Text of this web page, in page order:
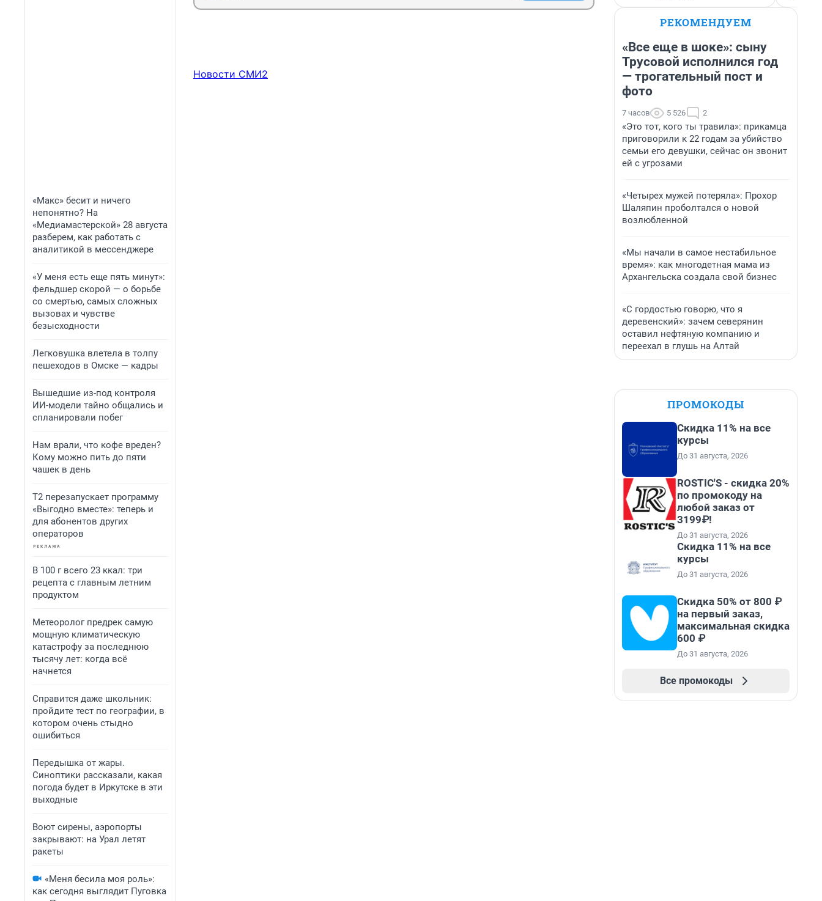
«Макс» бесит и ничего
непонятно? На
«Медиамастерской» 28 августа
разберем, как работать с
аналитикой в мессенджере
«У меня есть еще пять минут»:
фельдшер скорой — о борьбе
со смертью, самых сложных
вызовах и чувстве
безысходности
Легковушка влетела в толпу
пешеходов в Омске — кадры
Вышедшие из-под контроля
ИИ-модели тайно общались и
спланировали побег
Нам врали, что кофе вреден?
Кому можно пить до пяти
чашек в день
Т2 перезапускает программу
«Выгодно вместе»: теперь и
для абонентов других
операторов
В 100 г всего 23 ккал: три
рецепта с главным летним
продуктом
Метеоролог предрек самую
мощную климатическую
катастрофу за последнюю
тысячу лет: когда всё
начнется
Справится даже школьник:
пройдите тест по географии, в
котором очень стыдно
ошибиться
Передышка от жары.
Синоптики рассказали, какая
погода будет в Иркутске в эти
выходные
Воют сирены, аэропорты
закрывают: на Урал летят
ракеты
«Меня бесила моя роль»:
как сегодня выглядит Пуговка
Новости СМИ2
РЕКОМЕНДУЕМ
«Все еще в шоке»: сыну
Трусовой исполнился год
— трогательный пост и
фото
7 часов 5 526 2
«Это тот, кого ты травила»: прикамца
приговорили к 22 годам за убийство
семьи его девушки, сейчас он звонит
ей с угрозами
«Четырех мужей потеряла»: Прохор
Шаляпин проболтался о новой
возлюбленной
«Мы начали в самое нестабильное
время»: как многодетная мама из
Архангельска создала свой бизнес
«С гордостью говорю, что я
деревенский»: зачем северянин
оставил нефтяную компанию и
переехал в глушь на Алтай
ПРОМОКОДЫ
Скидка 11% на все
курсы
До 31 августа, 2026
ROSTIC'S - скидка 20%
по промокоду на
любой заказ от
3199₽!
До 31 августа, 2026
Скидка 11% на все
курсы
До 31 августа, 2026
Скидка 50% от 800 ₽
на первый заказ,
максимальная скидка
600 ₽
До 31 августа, 2026
Все промокоды